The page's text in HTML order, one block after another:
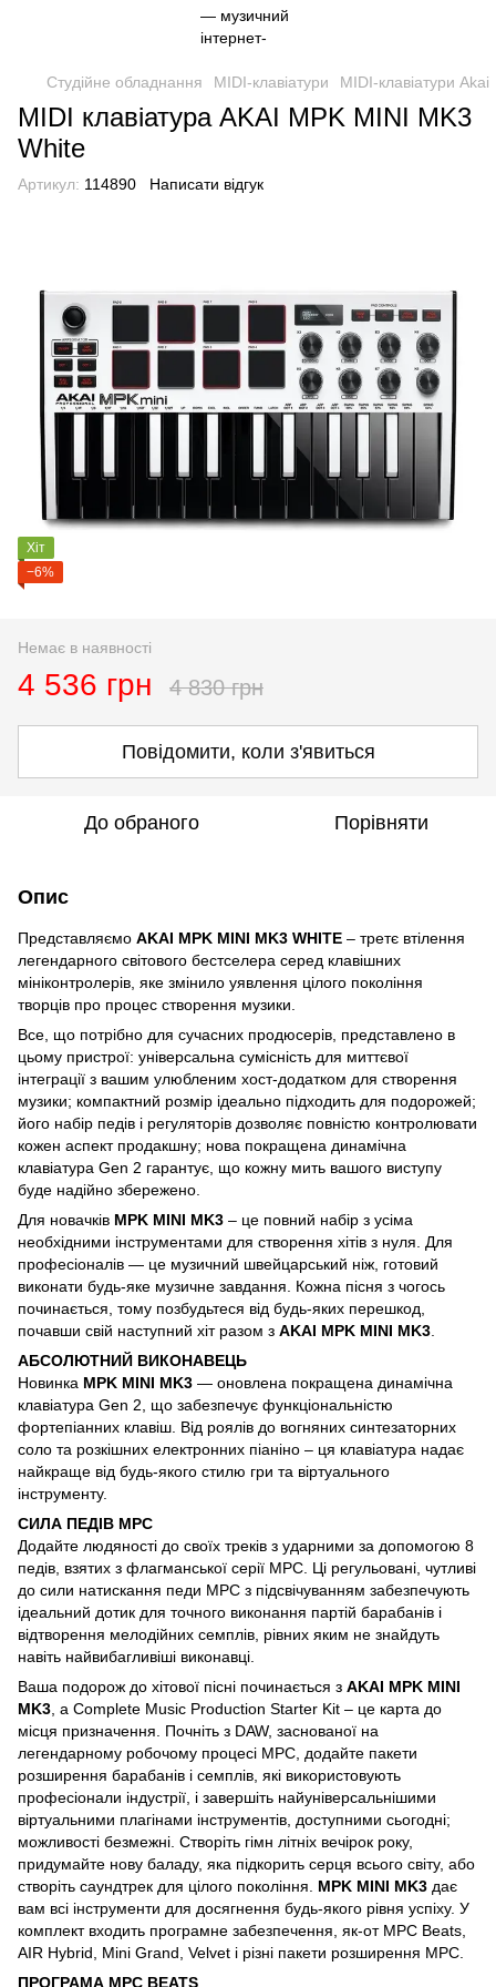
Студійне обладнання MIDI-клавіатури MIDI-клавіатури Akai
MIDI клавіатура AKAI MPK MINI MK3
White
Артикул: 114890 Написати відгук
Хіт
−6%
Немає в наявності
4 536 грн 4 830 грн
Повідомити, коли з'явиться
До обраного Порівняти
Опис
Представляємо AKAI MPK MINI MK3 WHITE – третє втілення
легендарного світового бестселера серед клавішних
мініконтролерів, яке змінило уявлення цілого покоління
творців про процес створення музики.
Все, що потрібно для сучасних продюсерів, представлено в
цьому пристрої: універсальна сумісність для миттєвої
інтеграції з вашим улюбленим хост-додатком для створення
музики; компактний розмір ідеально підходить для подорожей;
його набір педів і регуляторів дозволяє повністю контролювати
кожен аспект продакшну; нова покращена динамічна
клавіатура Gen 2 гарантує, що кожну мить вашого виступу
буде надійно збережено.
Для новачків MPK MINI MK3 – це повний набір з усіма
необхідними інструментами для створення хітів з нуля. Для
професіоналів — це музичний швейцарський ніж, готовий
виконати будь-яке музичне завдання. Кожна пісня з чогось
починається, тому позбудьтеся від будь-яких перешкод,
почавши свій наступний хіт разом з AKAI MPK MINI MK3
АБСОЛЮТНИЙ ВИКОНАВЕЦЬ
Новинка MPK MINI MK3 — оновлена покращена динамічна
клавіатура Gen 2, що забезпечує функціональністю
фортепіанних клавіш. Від роялів до вогняних синтезаторних
соло та розкішних електронних піаніно – ця клавіатура надає
найкраще від будь-якого стилю гри та віртуального
інструменту.
СИЛА ПЕДІВ MPC
Додайте людяності до своїх треків з ударними за допомогою 8
педів, взятих з флагманської серії MPC. Ці регульовані, чутливі
до сили натискання педи MPC з підсвічуванням забезпечують
ідеальний дотик для точного виконання партій барабанів і
відтворення мелодійних семплів, рівних яким не знайдуть
навіть найвибагливіші виконавці.
Ваша подорож до хітової пісні починається з AKAI MPK MINI
MK3 , а Complete Music Production Starter Kit – це карта до
місця призначення. Почніть з DAW, заснованої на
легендарному робочому процесі MPC, додайте пакети
розширення барабанів і семплів, які використовують
професіонали індустрії, і завершіть найуніверсальнішими
віртуальними плагінами інструментів, доступними сьогодні;
можливості безмежні. Створіть гімн літніх вечірок року,
придумайте нову баладу, яка підкорить серця всього світу, або
створіть саундтрек для цілого покоління. MPK MINI MK3 дає
вам всі інструменти для досягнення будь-якого рівня успіху. У
комплект входить програмне забезпечення, як-от MPC Beats,
AIR Hybrid, Mini Grand, Velvet і різні пакети розширення MPC.
ПРОГРАМА MPC BEATS